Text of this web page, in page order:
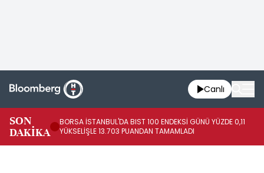
Canlı
SON
DAKİKA
BORSA İSTANBUL'DA BIST 100 ENDEKSİ GÜNÜ YÜZDE 0,11
YÜKSELİŞLE 13.703 PUANDAN TAMAMLADI